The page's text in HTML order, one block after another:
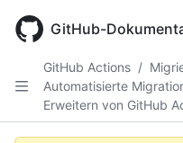
main
GitHub-
GitHub Actions /
Automatisierte
Erweitern von GitHub